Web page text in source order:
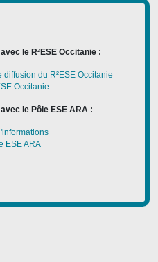
le R²ESE Occitanie :
du R²ESE Occitanie
Occitanie
le Pôle ESE ARA :
ESE ARA